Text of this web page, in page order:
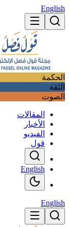
English
الحكمة
الثقة
الصوت
المقالات
الأخبار
الفيديو
قول
English
English